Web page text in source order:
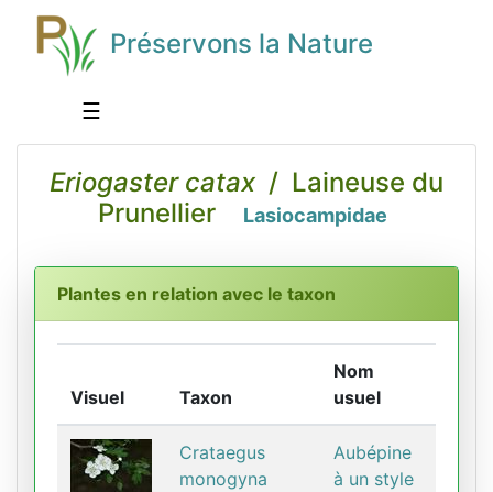
Préservons la Nature
☰
Eriogaster catax / Laineuse du
Prunellier
Lasiocampidae
Plantes en relation avec le taxon
Visuel Taxon
Nom
usuel
Crataegus
monogyna
Aubépine
à un style